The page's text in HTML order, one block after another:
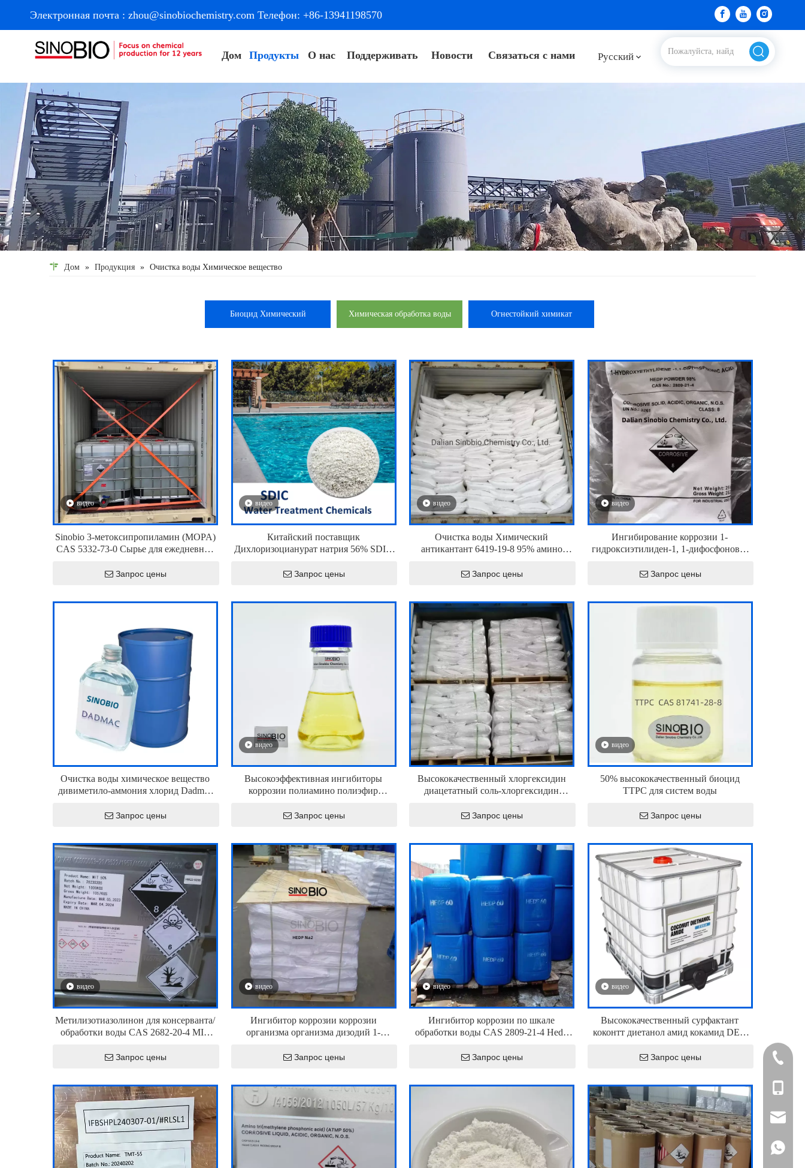
Электронная почта : zhou@sinobiochemistry.com Телефон: +86-13941198570
Дом Продукты О нас Поддерживать Новости Связаться с нами Pусский
Дом » Продукция » Очистка воды Химическое вещество
Биоцид Химический Химическая обработка воды Огнестойкий химикат
видео
Sinobio 3-метоксипропиламин (MOPA)
CAS 5332-73-0 Сырье для ежедневной
Запрос цены
видео
Китайский поставщик
Дихлоризоцианурат натрия 56% SDIC
ГРАНУЛЯРНЫЙ
Запрос цены
видео
Очистка воды Химический
антикантант 6419-19-8 95% амино
Запрос цены
видео
Ингибирование коррозии 1-
гидроксиэтилиден-1, 1-дифосфоновая
Запрос цены
Очистка воды химическое вещество
дивиметило-аммония хлорид Dadmac
Запрос цены
видео
Высокоэффективная ингибиторы
коррозии полиамино полиэфир
40% CAS 130668-24-5
Запрос цены
Высококачественный хлоргексидин
диацетатный соль-хлоргексидин
дезинфицирующего средства с хорошей
Запрос цены
видео
50% высококачественный биоцид
TTPC для систем воды
Запрос цены
видео
Метилизотиазолинон для консерванта/
обработки воды CAS 2682-20-4 MIT
Запрос цены
видео
Ингибитор коррозии коррозии
организма организма дизодий 1-
кислоты HEDP NA2
Запрос цены
видео
Ингибитор коррозии по шкале
обработки воды CAS 2809-21-4 Hedp
Запрос цены
видео
Высококачественный сурфактант
коконтт диетанол амид кокамид DEA
Запрос цены +86-